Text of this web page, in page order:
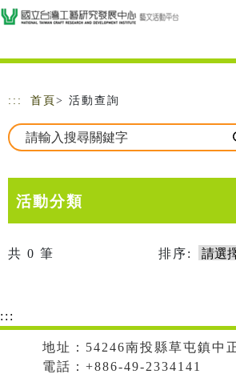
跳到主要內容
網站導覽
::: 首頁 > 活動查詢
活動分類
共 0 筆 排序:
:::
地址：54246南投縣草屯鎮中
電話：+886-49-2334141